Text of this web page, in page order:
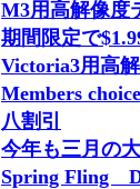
M3用高解像度
期間限定で
Victoria3用高
Members
八割引
今年も三月の
Spring Fling